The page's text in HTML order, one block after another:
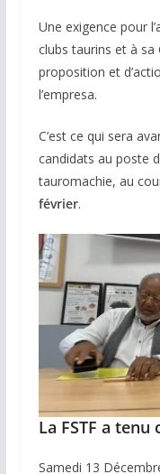
Une exigence pour
clubs taurins et à
proposition et
l’empresa.
C’est ce qui sera
candidats au poste
tauromachie, au
février.
La FSTF a tenu
Samedi 13